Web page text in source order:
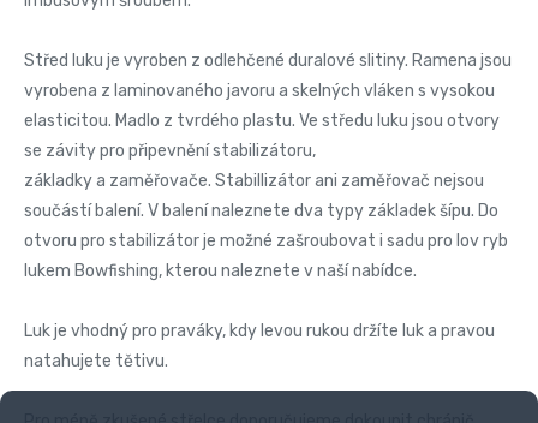
Střed luku je vyroben z odlehčené duralové slitiny. Ramena jsou
vyrobena z laminovaného javoru a skelných vláken s vysokou
elasticitou. Madlo z tvrdého plastu. Ve středu luku jsou otvory
se závity pro připevnění stabilizátoru,
základky a zaměřovače. Stabillizátor ani zaměřovač nejsou
součástí balení. V balení naleznete dva typy základek šípu. Do
otvoru pro stabilizátor je možné zašroubovat i sadu pro lov ryb
lukem Bowfishing, kterou naleznete v naší nabídce.
Luk je vhodný pro praváky, kdy levou rukou držíte luk a pravou
natahujete tětivu.